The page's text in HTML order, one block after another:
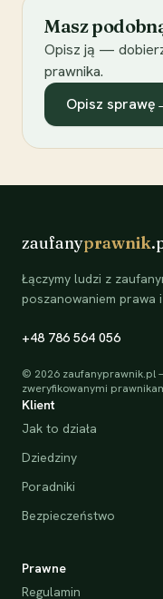
Masz
Opisz ją —
prawnika.
Opisz sprawę
zaufanyprawnik
Łączymy ludzi z
poszanowaniem prawa
+48 786 564 056
© 2026 zaufanyprawnik.pl
zweryfikowanymi
Klient
Jak to działa
Dziedziny
Poradniki
Bezpieczeństwo
Prawne
Regulamin